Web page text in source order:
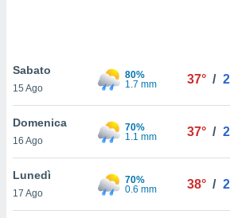
In
ti
per
nel
utilizzati
Sabato
15 Ago
80%
1.7 mm
37° /
Domenica
16 Ago
70%
1.1 mm
37° /
Lunedì
17 Ago
70%
0.6 mm
38° /